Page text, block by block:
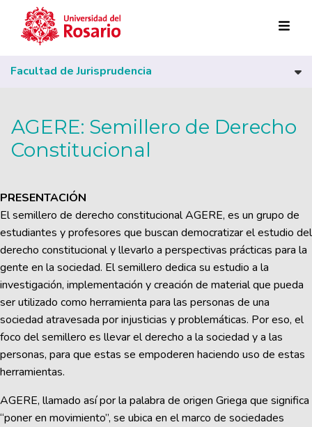
Pasar al contenido principal
Facultad de Jurisprudencia
AGERE: Semillero de Derecho
Constitucional
PRESENTACIÓN
El semillero de derecho constitucional AGERE, es un grupo de
estudiantes y profesores que buscan democratizar el estudio del
derecho constitucional y llevarlo a perspectivas prácticas para la
gente en la sociedad. El semillero dedica su estudio a la
investigación, implementación y creación de material que pueda
ser utilizado como herramienta para las personas de una
sociedad atravesada por injusticias y problemáticas. Por eso, el
foco del semillero es llevar el derecho a la sociedad y a las
personas, para que estas se empoderen haciendo uso de estas
herramientas.
AGERE, llamado así por la palabra de origen Griega que significa
“poner en movimiento”, se ubica en el marco de sociedades